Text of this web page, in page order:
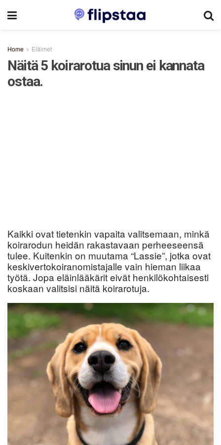
Home Eläimet
Näitä 5 koirarotua sinun ei kannata
ostaa.
Kaikki ovat tietenkin vapaita valitsemaan, minkä
koirarodun heidän rakastavaan perheeseensä
tulee. Kuitenkin on muutama “Lassie”, jotka ovat
keskivertokoiranomistajalle vain hieman liikaa
työtä. Jopa eläinlääkärit eivät henkilökohtaisesti
koskaan valitsisi näitä koirarotuja.